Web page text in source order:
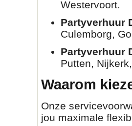
Westervoort.
Partyverhuur
Culemborg,
Partyverhuur
Putten,
Waarom
Onze
jou maximale